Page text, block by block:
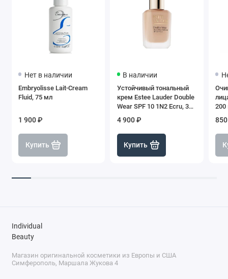
Нет в наличии
Embryolisse Lait-Cream
Fluid, 75 мл
1 900 ₽
Купить
В наличии
Устойчивый тональный
крем Estee Lauder Double
Wear SPF 10 1N2 Ecru, 30
4 900 ₽
Купить
200
Individual
Beauty
Магазин оригинальной косметики из Европы и США
Симферополь, Маршала Жукова 4